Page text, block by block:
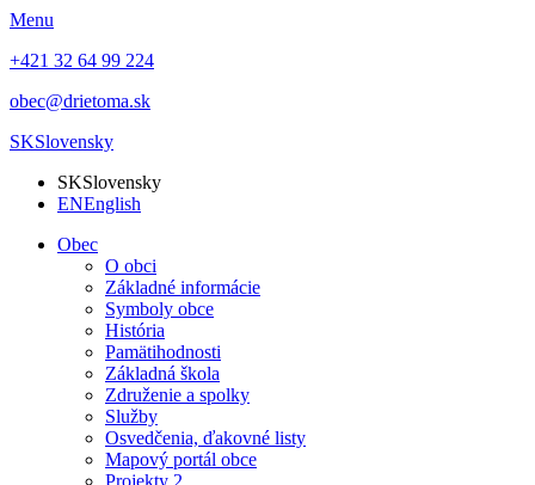
Menu
+421 32 64 99 224
obec@drietoma.sk
SKSlovensky
SKSlovensky
ENEnglish
Obec
O obci
Základné informácie
Symboly obce
História
Pamätihodnosti
Základná škola
Združenie a spolky
Služby
Osvedčenia, ďakovné listy
Mapový portál obce
Projekty 2